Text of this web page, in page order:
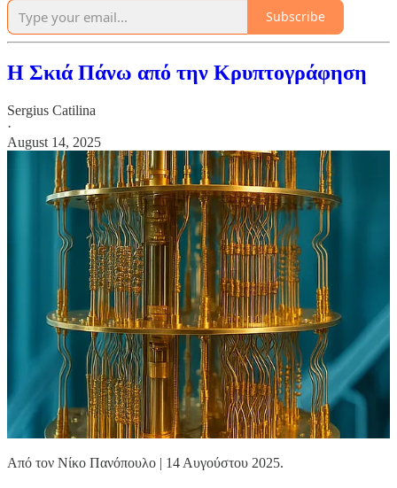
Subscribe
Η Σκιά Πάνω από την Κρυπτογράφηση
Sergius Catilina
·
August 14, 2025
Από τον Νίκο Πανόπουλο | 14 Αυγούστου 2025.